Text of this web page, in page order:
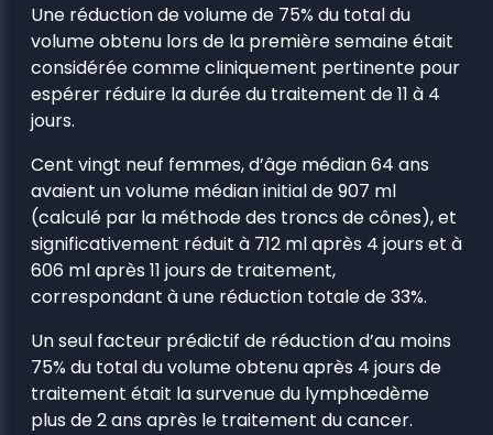
Une réduction de volume de 75% du total du
volume obtenu lors de la première semaine était
considérée comme cliniquement pertinente pour
espérer réduire la durée du traitement de 11 à 4
jours.
Cent vingt neuf femmes, d’âge médian 64 ans
avaient un volume médian initial de 907 ml
(calculé par la méthode des troncs de cônes), et
significativement réduit à 712 ml après 4 jours et à
606 ml après 11 jours de traitement,
correspondant à une réduction totale de 33%.
Un seul facteur prédictif de réduction d’au moins
75% du total du volume obtenu après 4 jours de
traitement était la survenue du lymphœdème
plus de 2 ans après le traitement du cancer.